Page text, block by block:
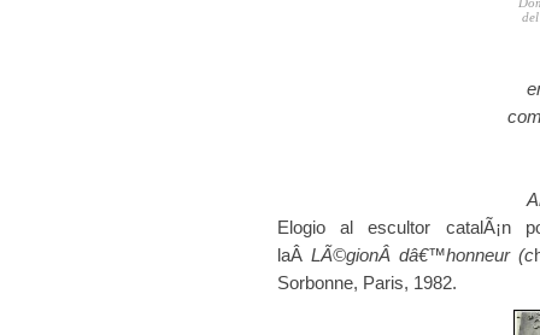
Elogio al escultor catalÃ¡n
laÂ LÃ©gionÂ dâ€™honneur (c
Sorbonne, Paris, 1982.